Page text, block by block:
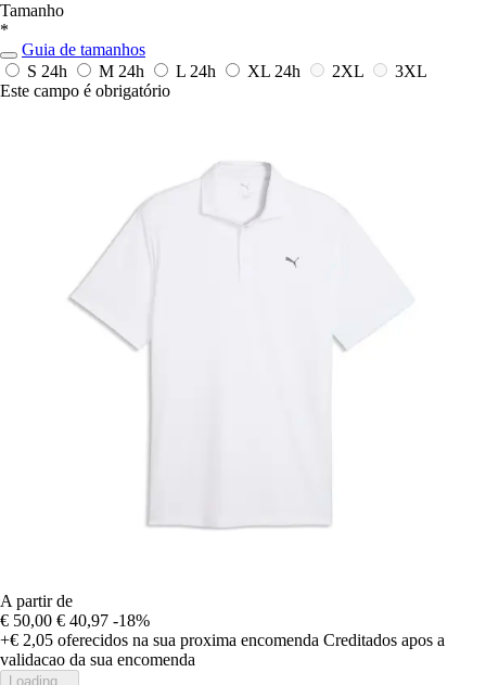
Tamanho
*
Guia de tamanhos
S 24h M 24h L 24h XL 24h 2XL
3XL
Este campo é obrigatório
A partir de
€ 50,00 € 40,97 -18%
+€ 2,05 oferecidos na sua proxima encomenda Creditados apos a
validacao da sua encomenda
Loading...